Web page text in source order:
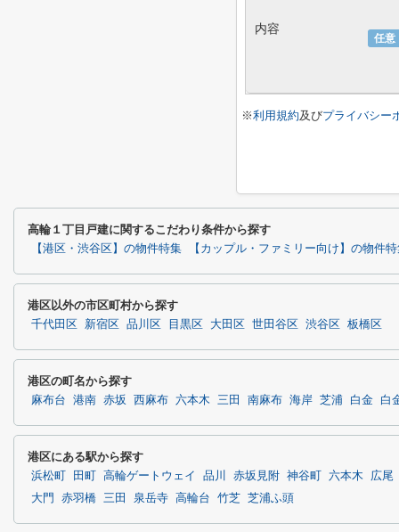
任意
内容
※利用規約及びプライバシー
高輪１丁目戸建に関するこだわり条件から探す
【港区・渋谷区】の物件特集 【カップル・ファミリー向け】の物件
港区以外の市区町村から探す
千代田区 新宿区 品川区 目黒区 大田区 世田谷区 渋谷区 板橋区
港区の町名から探す
麻布台 港南 赤坂 西麻布 六本木 三田 南麻布 海岸 芝浦 白金 白
港区にある駅から探す
浜松町 田町 高輪ゲートウェイ 品川 赤坂見附 神谷町 六本木
広尾
大門
赤羽橋 三田 泉岳寺 高輪台 竹芝 芝浦ふ頭